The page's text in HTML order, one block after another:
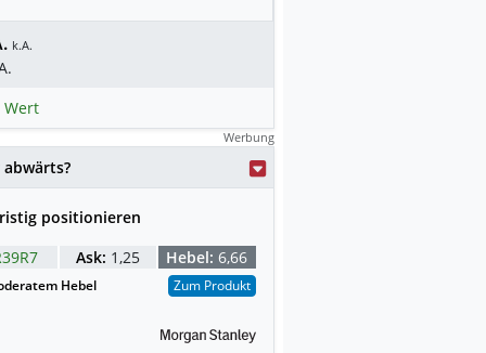
k.A.
Werbung
positionieren
Ask: 1,25 Hebel: 6,66
Hebel Zum Produkt